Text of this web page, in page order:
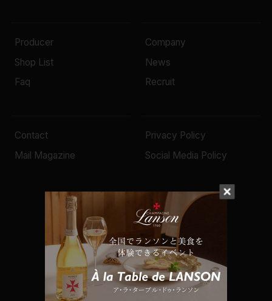
Producer
Shop List
Faq
Company
News
Recruit
Contact
Mail Magazine
Privacy Policy
Social Media Policy
© 2022 Mottox inc.